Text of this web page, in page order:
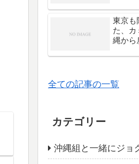
東京も
た、カ
縄から
全ての記事の一覧
カテゴリー
沖縄組と一緒にジョ